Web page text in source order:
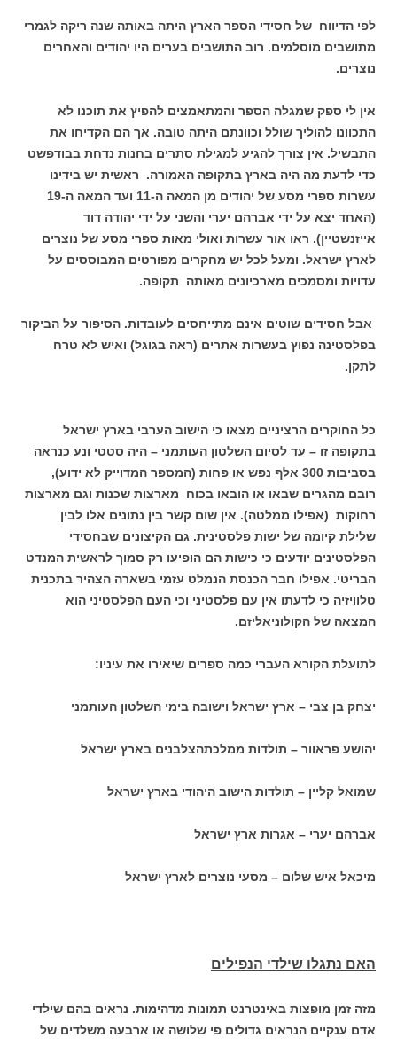
לפי הדיווח של חסידי הספר הארץ היתה באותה שנה ריקה לגמרי
מתושבים מוסלמים. רוב התושבים בערים היו יהודים והאחרים
נוצרים.
אין לי ספק שמגלה הספר והמתאמצים להפיץ את תוכנו לא
התכוונו להוליך שולל וכוונתם היתה טובה. אך הם הקדיחו את
התבשיל. אין צורך להגיע למגילת סתרים בחנות נדחת בבודפשט
כדי לדעת מה היה בארץ בתקופה האמורה. ראשית יש בידינו
עשרות ספרי מסע של יהודים מן המאה ה-11 ועד המאה ה-19
(האחד יצא על ידי אברהם יערי והשני על ידי יהודה דוד
אייזנשטיין). ראו אור עשרות ואולי מאות ספרי מסע של נוצרים
לארץ ישראל. ומעל לכל יש מחקרים מפורטים המבוססים על
עדויות ומסמכים מארכיונים מאותה תקופה.
אבל חסידים שוטים אינם מתייחסים לעובדות. הסיפור על הביקור
בפלסטינה נפוץ בעשרות אתרים (ראה בגוגל) ואיש לא טרח
לתקן.
כל החוקרים הרציניים מצאו כי הישוב הערבי בארץ ישראל
בתקופה זו – עד לסיום השלטון העותמני – היה סטטי ונע כנראה
בסביבות 300 אלף נפש או פחות (המספר המדוייק לא ידוע),
רובם מהגרים שבאו או הובאו בכוח מארצות שכנות וגם מארצות
רחוקות (אפילו ממלטה). אין שום קשר בין נתונים אלו לבין
שלילת קיומה של ישות פלסטינית. גם הקיצונים שבחסידי
הפלסטינים יודעים כי כישות הם הופיעו רק סמוך לראשית המנדט
הבריטי. אפילו חבר הכנסת הנמלט עזמי בשארה הצהיר בתכנית
טלוויזיה כי לדעתו אין עם פלסטיני וכי העם הפלסטיני הוא
המצאה של הקולוניאליזם.
לתועלת הקורא העברי כמה ספרים שיאירו את עיניו:
יצחק בן צבי – ארץ ישראל וישובה בימי השלטון העותמני
יהושע פראוור – תולדות ממלכתהצלבנים בארץ ישראל
שמואל קליין – תולדות הישוב היהודי בארץ ישראל
אברהם יערי – אגרות ארץ ישראל
מיכאל איש שלום – מסעי נוצרים לארץ ישראל
האם נתגלו שילדי הנפילים
מזה זמן מופצות באינטרנט תמונות מדהימות. נראים בהם שילדי
אדם ענקיים הנראים גדולים פי שלושה או ארבעה משלדים של